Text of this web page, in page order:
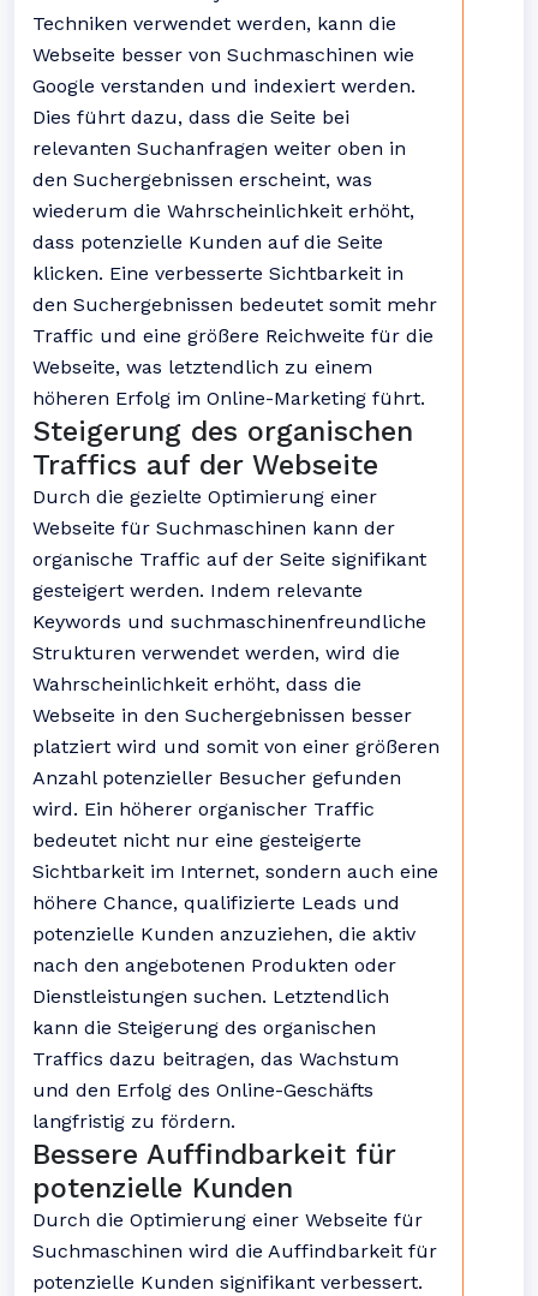
Techniken verwendet werden, kann die
Webseite besser von Suchmaschinen wie
Google verstanden und indexiert werden.
Dies führt dazu, dass die Seite bei
relevanten Suchanfragen weiter oben in
den Suchergebnissen erscheint, was
wiederum die Wahrscheinlichkeit erhöht,
dass potenzielle Kunden auf die Seite
klicken. Eine verbesserte Sichtbarkeit in
den Suchergebnissen bedeutet somit mehr
Traffic und eine größere Reichweite für die
Webseite, was letztendlich zu einem
höheren Erfolg im Online-Marketing führt.
Steigerung des organischen
Traffics auf der Webseite
Durch die gezielte Optimierung einer
Webseite für Suchmaschinen kann der
organische Traffic auf der Seite signifikant
gesteigert werden. Indem relevante
Keywords und suchmaschinenfreundliche
Strukturen verwendet werden, wird die
Wahrscheinlichkeit erhöht, dass die
Webseite in den Suchergebnissen besser
platziert wird und somit von einer größeren
Anzahl potenzieller Besucher gefunden
wird. Ein höherer organischer Traffic
bedeutet nicht nur eine gesteigerte
Sichtbarkeit im Internet, sondern auch eine
höhere Chance, qualifizierte Leads und
potenzielle Kunden anzuziehen, die aktiv
nach den angebotenen Produkten oder
Dienstleistungen suchen. Letztendlich
kann die Steigerung des organischen
Traffics dazu beitragen, das Wachstum
und den Erfolg des Online-Geschäfts
langfristig zu fördern.
Bessere Auffindbarkeit für
potenzielle Kunden
Durch die Optimierung einer Webseite für
Suchmaschinen wird die Auffindbarkeit für
potenzielle Kunden signifikant verbessert.